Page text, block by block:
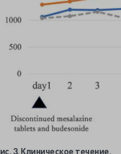
3. Клиническое течение.